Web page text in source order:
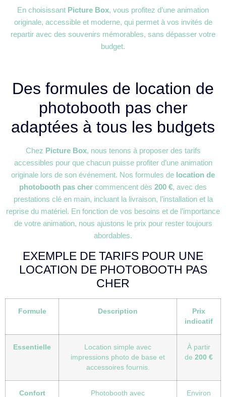
En choisissant Picture Box, vous profitez d’une animation
originale, accessible et moderne, qui permet à vos invités de
repartir avec des souvenirs mémorables, sans dépasser votre
budget.
Des formules de location de
photobooth pas cher
adaptées à tous les budgets
Chez Picture Box, nous tenons à proposer des tarifs
accessibles pour que chacun puisse profiter d’une animation
originale lors de son événement. Nos formules de location de
photobooth pas cher commencent dès 200 €, avec des
prestations clé en main, incluant la livraison, l’installation et la
reprise du matériel. En fonction de vos besoins et de l’importance
de votre animation, nous ajustons le prix pour rester toujours
abordables.
EXEMPLE DE TARIFS POUR UNE
LOCATION DE PHOTOBOOTH PAS
CHER
Formule Description
Prix
indicatif
Essentielle
Location simple avec
impressions photo de base et
accessoires fournis.
À partir
de 200 €
Confort Photobooth avec Environ